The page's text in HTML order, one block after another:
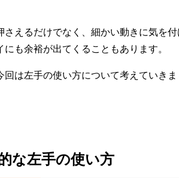
さえるだけでなく、細かい動きに気を
にも余裕が出てくることもあります。
回は左手の使い方について考えていきま
な左手の使い方